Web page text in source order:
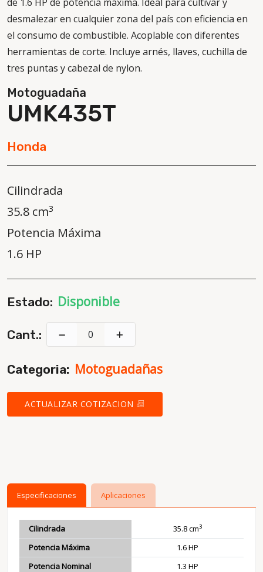
desmalezar en cualquier zona del país con eficiencia en
el consumo de combustible. Acoplable con diferentes
herramientas de corte. Incluye arnés, llaves, cuchilla de
tres puntas y cabezal de nylon.
Motoguadaña
UMK435T
Honda
Cilindrada
35.8 cm3
Potencia Máxima
1.6 HP
Estado: Disponible
Cant.:
Categoria: Motoguadañas
ACTUALIZAR COTIZACION
Especificaciones Aplicaciones
Cilindrada 35.8 cm3
Potencia Máxima
1.6 HP
Potencia Nominal
1.3 HP